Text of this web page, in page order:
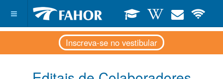
Inscreva-se no vestibular